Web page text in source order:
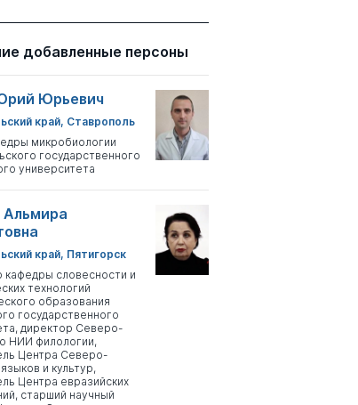
добавленные персоны
Юрьевич
край, Ставрополь
микробиологии
государственного
университета
Альмира
край, Пятигорск
словесности и
технологий
образования
государственного
директор Северо-
НИИ филологии,
Центра Северо-
и культур,
Центра евразийских
старший научный